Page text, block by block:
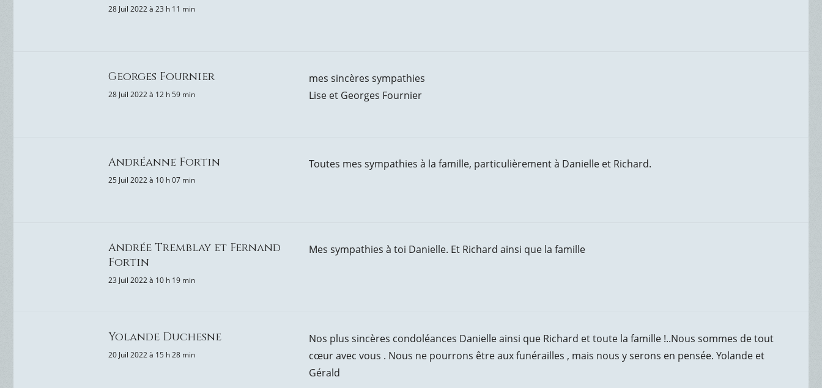
28 Juil 2022 à 23 h 11 min
Georges Fournier
28 Juil 2022 à 12 h 59 min
mes sincères sympathies
Lise et Georges Fournier
Andréanne Fortin
25 Juil 2022 à 10 h 07 min
Toutes mes sympathies à la famille, particulièrement à Danielle et Richard.
Andrée Tremblay et Fernand
Fortin
23 Juil 2022 à 10 h 19 min
Mes sympathies à toi Danielle. Et Richard ainsi que la famille
Yolande Duchesne
20 Juil 2022 à 15 h 28 min
Nos plus sincères condoléances Danielle ainsi que Richard et toute la famille !..Nous sommes de tout
cœur avec vous . Nous ne pourrons être aux funérailles , mais nous y serons en pensée. Yolande et
Gérald